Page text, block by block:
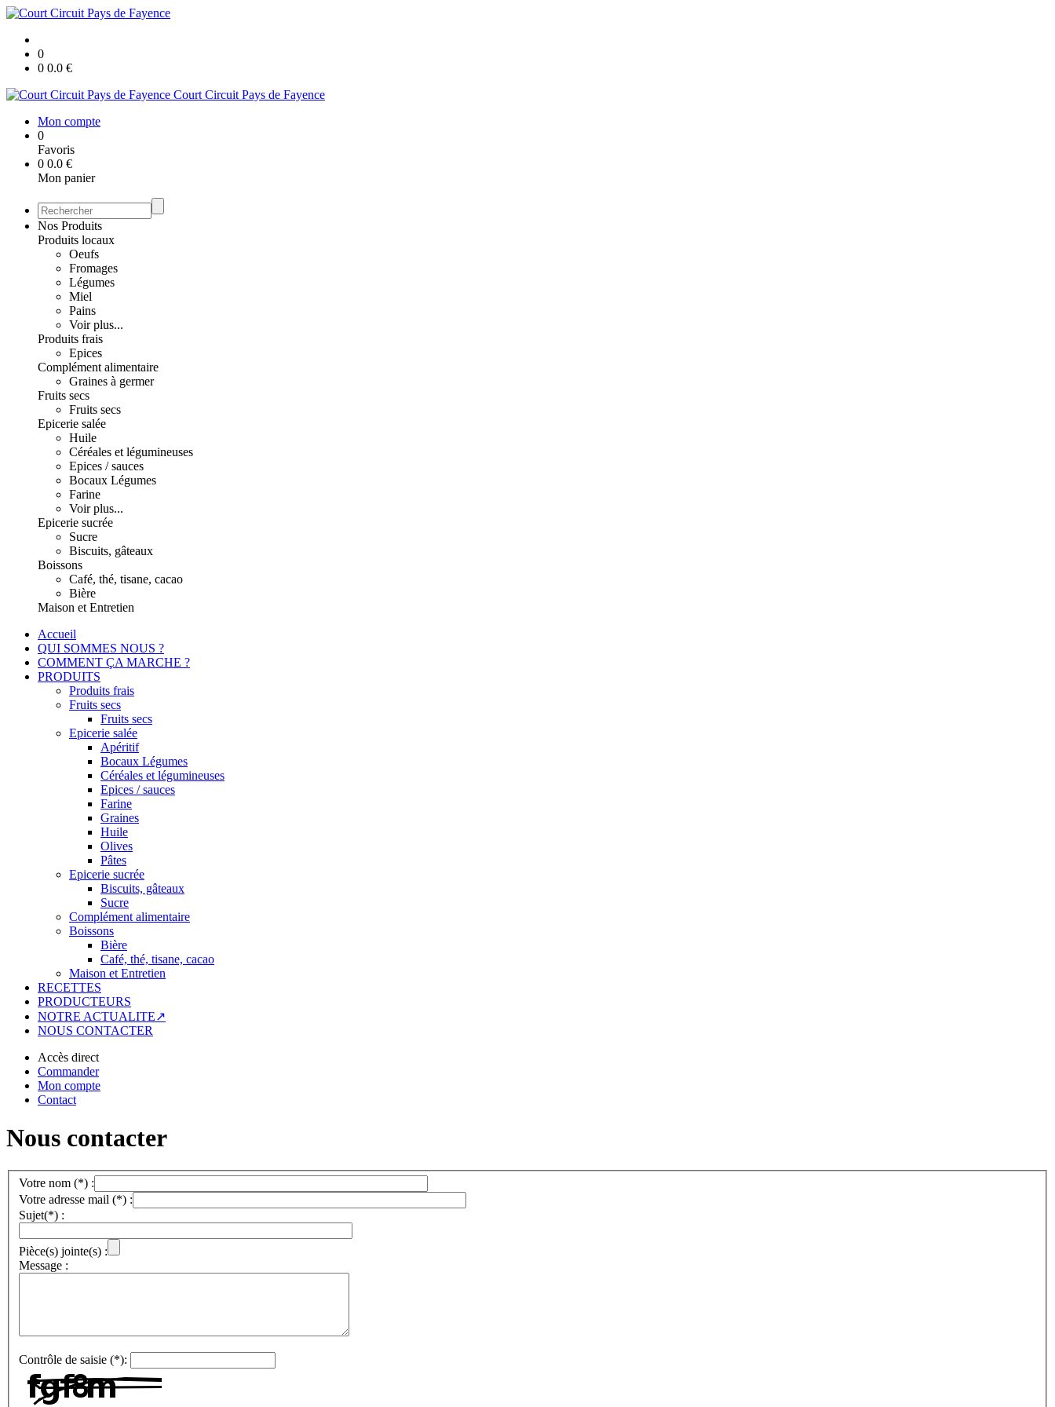
0
0 0.0 €
Court Circuit Pays de Fayence
Mon compte
0
Favoris
0 0.0 €
Mon panier
Nos Produits
Produits locaux
Oeufs
Fromages
Légumes
Miel
Pains
Voir plus...
Produits frais
Epices
Complément alimentaire
Graines à germer
Fruits secs
Fruits secs
Epicerie salée
Huile
Céréales et légumineuses
Epices / sauces
Bocaux Légumes
Farine
Voir plus...
Epicerie sucrée
Sucre
Biscuits, gâteaux
Boissons
Café, thé, tisane, cacao
Bière
Maison et Entretien
Accueil
QUI SOMMES NOUS ?
COMMENT ÇA MARCHE ?
PRODUITS
Produits frais
Fruits secs
Fruits secs
Epicerie salée
Apéritif
Bocaux Légumes
Céréales et légumineuses
Epices / sauces
Farine
Graines
Huile
Olives
Pâtes
Epicerie sucrée
Biscuits, gâteaux
Sucre
Complément alimentaire
Boissons
Bière
Café, thé, tisane, cacao
Maison et Entretien
RECETTES
PRODUCTEURS
NOTRE ACTUALITE↗
NOUS CONTACTER
Accès direct
Commander
Mon compte
Contact
Nous contacter
Votre nom (*) :
Votre adresse mail (*) :
Sujet(*) :
Pièce(s) jointe(s) :
Message :
Contrôle de saisie (*):